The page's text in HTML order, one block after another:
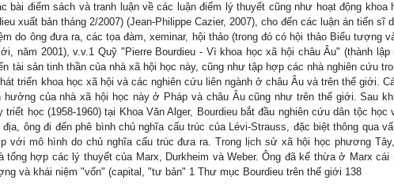
bài điểm sách và tranh luận về các luận điểm lý thuyết cũng như hoạt động khoa
xuất bản tháng 2/2007) (Jean-Philippe Cazier, 2007), cho đến các luận án tiến sĩ
do ông đưa ra, các tọa đàm, xeminar, hội thảo (trong đó có hội thảo Biểu tượng
năm 2001), v.v.1 Quỹ "Pierre Bourdieu - Vì khoa học xã hội châu Âu" (thành lập
tài sản tinh thần của nhà xã hội học này, cũng như tập hợp các nhà nghiên cứu
triển khoa học xã hội và các nghiên cứu liên ngành ở châu Âu và trên thế giới.
hưởng của nhà xã hội học này ở Pháp và châu Âu cũng như trên thế giới. Sau
học (1958-1960) tại Khoa Văn Alger, Bourdieu bắt đầu nghiên cứu dân tộc học
ông đi đến phê bình chủ nghĩa cấu trúc của Lévi-Strauss, đặc biệt thông qua
với mô hình do chủ nghĩa cấu trúc đưa ra. Trong lịch sử xã hội học phương
tổng hợp các lý thuyết của Marx, Durkheim và Weber. Ông đã kế thừa ở Marx cái
và khái niệm "vốn" (capital, "tư bản" 1 Thư mục Bourdieu trên thế giới 138